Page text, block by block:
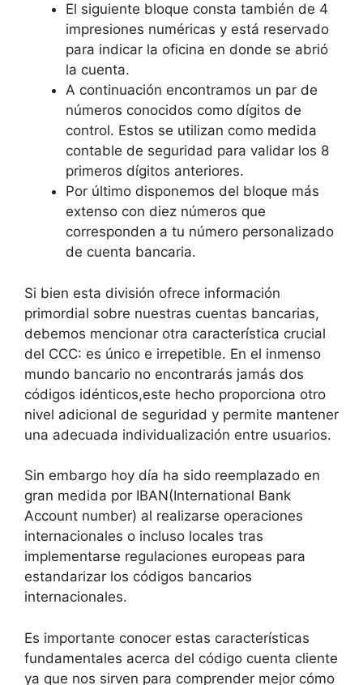
El siguiente bloque consta también de 4
impresiones numéricas y está reservado
para indicar la oficina en donde se abrió
la cuenta.
A continuación encontramos un par de
números conocidos como dígitos de
control. Estos se utilizan como medida
contable de seguridad para validar los 8
primeros dígitos anteriores.
Por último disponemos del bloque más
extenso con diez números que
corresponden a tu número personalizado
de cuenta bancaria.
Si bien esta división ofrece información
primordial sobre nuestras cuentas bancarias,
debemos mencionar otra característica crucial
del CCC: es único e irrepetible. En el inmenso
mundo bancario no encontrarás jamás dos
códigos idénticos,este hecho proporciona otro
nivel adicional de seguridad y permite mantener
una adecuada individualización entre usuarios.
Sin embargo hoy día ha sido reemplazado en
gran medida por IBAN(International Bank
Account number) al realizarse operaciones
internacionales o incluso locales tras
implementarse regulaciones europeas para
estandarizar los códigos bancarios
internacionales.
Es importante conocer estas características
fundamentales acerca del código cuenta cliente
ya que nos sirven para comprender mejor cómo